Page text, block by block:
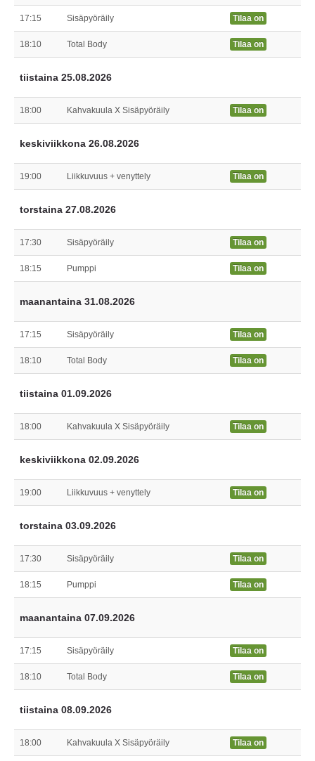
17:15 Sisäpyöräily Tilaa on
18:10 Total Body Tilaa on
tiistaina 25.08.2026
18:00 Kahvakuula X Sisäpyöräily Tilaa on
keskiviikkona 26.08.2026
19:00 Liikkuvuus + venyttely Tilaa on
torstaina 27.08.2026
17:30 Sisäpyöräily Tilaa on
18:15 Pumppi Tilaa on
maanantaina 31.08.2026
17:15 Sisäpyöräily Tilaa on
18:10 Total Body Tilaa on
tiistaina 01.09.2026
18:00 Kahvakuula X Sisäpyöräily Tilaa on
keskiviikkona 02.09.2026
19:00 Liikkuvuus + venyttely Tilaa on
torstaina 03.09.2026
17:30 Sisäpyöräily Tilaa on
18:15 Pumppi Tilaa on
maanantaina 07.09.2026
17:15 Sisäpyöräily Tilaa on
18:10 Total Body Tilaa on
tiistaina 08.09.2026
18:00 Kahvakuula X Sisäpyöräily Tilaa on